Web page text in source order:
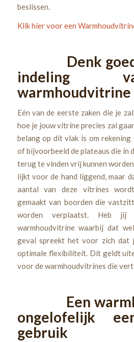
beslissen.
Klik hier voor een
Denk goed
indeling
warmhoudvitrine
Eén van de eerste zaken die je
hoe je jouw vitrine precies zal
belang op dit vlak is om
of bijvoorbeeld de plateaus die in
terug te vinden vrij kunnen
lijkt voor de hand liggend, maar
aantal van deze vitrines
gemaakt van boorden die
worden verplaatst. Heb jij
warmhoudvitrine waarbij dat
geval spreekt het voor zich dat
optimale flexibiliteit. Dit geldt
voor de warmhoudvitrines die
Een
ongelofelijk
gebruik